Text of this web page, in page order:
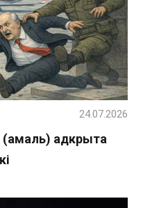
(амаль) адкрыта
24.07.2026